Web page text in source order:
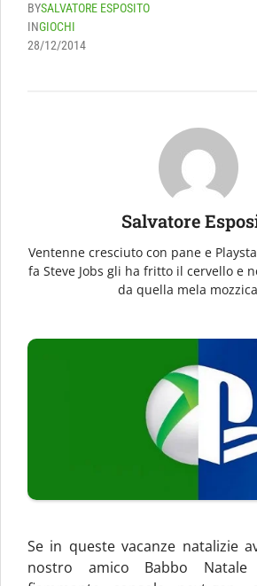
BYSALVATORE ESPOSITO
INGIOCHI
28/12/2014
Salvatore
Ventenne cresciuto con pane e
fa Steve Jobs gli ha fritto il cervello e
da quella mela
Se in queste vacanze natalizie
nostro amico Babbo